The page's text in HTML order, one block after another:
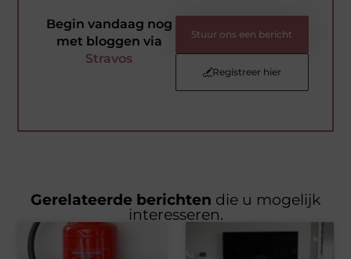
Begin vandaag nog
met bloggen via
Stravos
Stuur ons een bericht
Registreer hier
Gerelateerde berichten die u mogelijk
interesseren.